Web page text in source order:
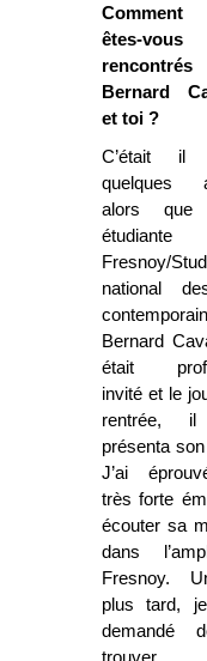
êtes-vous
rencontrés
Bernard
et toi ?
C’était
quelques
alors que
Fresnoy/
national
Bernard
était
invité et le
rentrée, il
présenta
J’ai
très forte
écouter sa
dans
Fresnoy.
plus tard,
demandé